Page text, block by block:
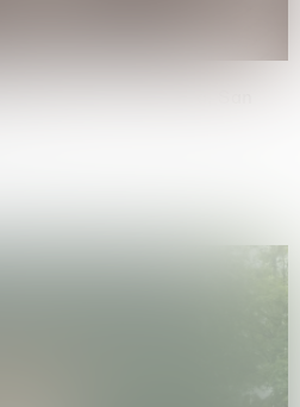
l'Arte Contemporanea, San